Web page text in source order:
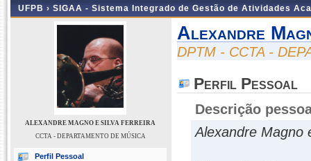
UFPB › SIGAA - Sistema Integrado de Gestão de Atividades
ALEXANDRE MAGNO E SILVA FERREIRA
CCTA - DEPARTAMENTO DE MÚSICA
Perfil Pessoal
Alexandre
DPTM - CCTA -
Perfil Pessoal
Descrição
Alexandre Magno